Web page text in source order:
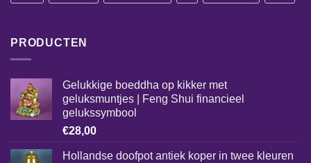
PRODUCTEN
Gelukkige boeddha op kikker met
geluksmuntjes | Feng Shui financieel
gelukssymbool
€28,00
Hollandse doofpot antiek koper in twee kleuren